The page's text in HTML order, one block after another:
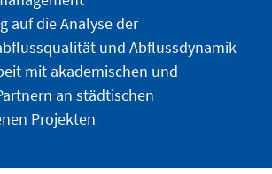
auf die Analyse der
und Abflussdynamik
mit akademischen und
an städtischen
Projekten